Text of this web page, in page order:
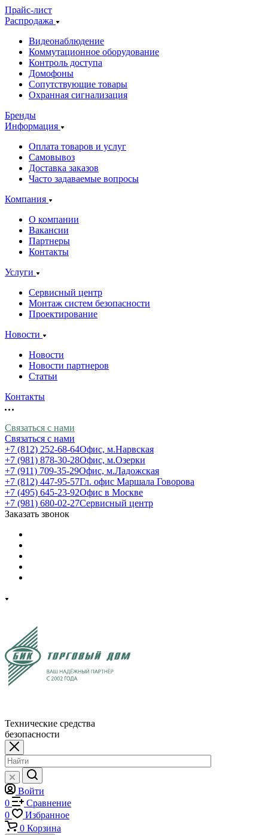
Прайс-лист
Распродажа
Видеонаблюдение
Коммутационное оборудование
Контроль доступа
Домофоны
Сопутствующие товары
Охранная сигнализация
Бренды
Информация
Оплата товаров и услуг
Самовывоз
Доставка заказов
Часто задаваемые вопросы
Компания
О компании
Вакансии
Партнеры
Контакты
Услуги
Сервисный центр
Монтаж систем безопасности
Проектирование
Новости
Новости
Новости партнеров
Статьи
Контакты
Связаться с нами
Связаться с нами
+7 (812) 252-68-64Офис, м.Нарвская
+7 (981) 878-30-28Офис, м.Озерки
+7 (911) 709-35-29Офис, м.Ладожская
+7 (812) 447-95-57Гл. офис Маршала Говорова
+7 (495) 645-23-92Офис в Москве
+7 (981) 680-02-27Сервисный центр
Заказать звонок
Технические средства
безопасности
Войти
0
Сравнение
0
Избранное
0 Корзина